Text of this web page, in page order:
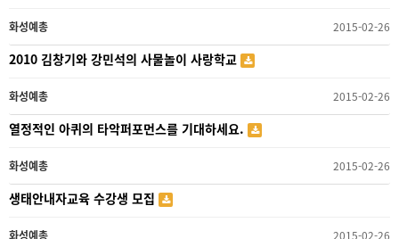
화성예총 2015-02-26
2010 김창기와 강민석의 사물놀이 사랑학교
화성예총 2015-02-26
열정적인 아퀴의 타악퍼포먼스를 기대하세요.
화성예총 2015-02-26
생태안내자교육 수강생 모집
화성예총 2015-02-26